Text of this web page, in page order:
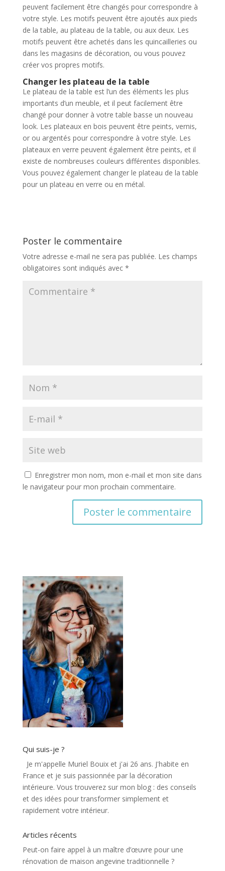
peuvent facilement être changés pour correspondre à
votre style. Les motifs peuvent être ajoutés aux pieds
de la table, au plateau de la table, ou aux deux. Les
motifs peuvent être achetés dans les quincailleries ou
dans les magasins de décoration, ou vous pouvez
créer vos propres motifs.
Changer les plateau de la table
Le plateau de la table est l’un des éléments les plus
importants d’un meuble, et il peut facilement être
changé pour donner à votre table basse un nouveau
look. Les plateaux en bois peuvent être peints, vernis,
or ou argentés pour correspondre à votre style. Les
plateaux en verre peuvent également être peints, et il
existe de nombreuses couleurs différentes disponibles.
Vous pouvez également changer le plateau de la table
pour un plateau en verre ou en métal.
Poster le commentaire
Votre adresse e-mail ne sera pas publiée. Les champs
obligatoires sont indiqués avec *
Enregistrer mon nom, mon e-mail et mon site dans
le navigateur pour mon prochain commentaire.
Qui suis-je ?
Je m'appelle Muriel Bouix et j'ai 26 ans. J'habite en
France et je suis passionnée par la décoration
intérieure. Vous trouverez sur mon blog : des conseils
et des idées pour transformer simplement et
rapidement votre intérieur.
Articles récents
Peut-on faire appel à un maître d’œuvre pour une
rénovation de maison angevine traditionnelle ?